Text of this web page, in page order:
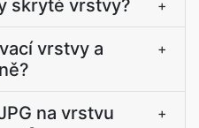
skryté vrstvy? +
vrstvy a
+
na vrstvu
+